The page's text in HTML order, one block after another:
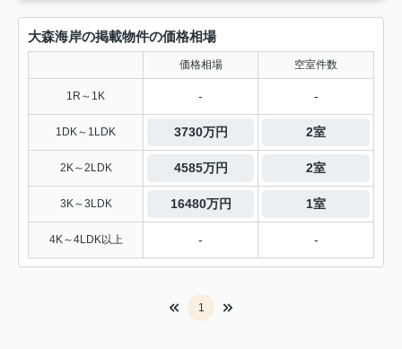
大森海岸の掲載物件の価格相場
価格相場 空室件数
1R～1K - -
1DK～1LDK 3730万円 2室
2K～2LDK 4585万円 2室
3K～3LDK 16480万円 1室
4K～4LDK以上 - -
1